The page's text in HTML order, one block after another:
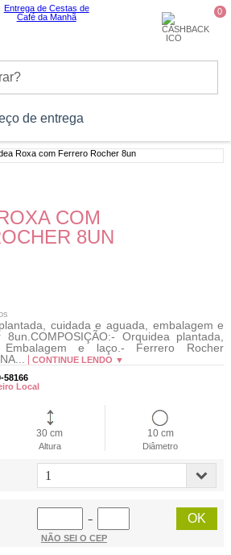
0
de entrega
Datas Shopping
Monte
sua
Cesta
COM
8UN
cuidada e aguada, embalagem e
Orquidea plantada,
e laço.- Ferrero Rocher
CONTINUE LENDO ▼
58166
Local
30 cm
Altura
10 cm
Diâmetro
−
NÃO SEI O CEP